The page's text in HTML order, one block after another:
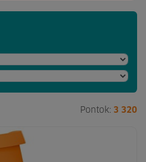
Pontok: 3 320